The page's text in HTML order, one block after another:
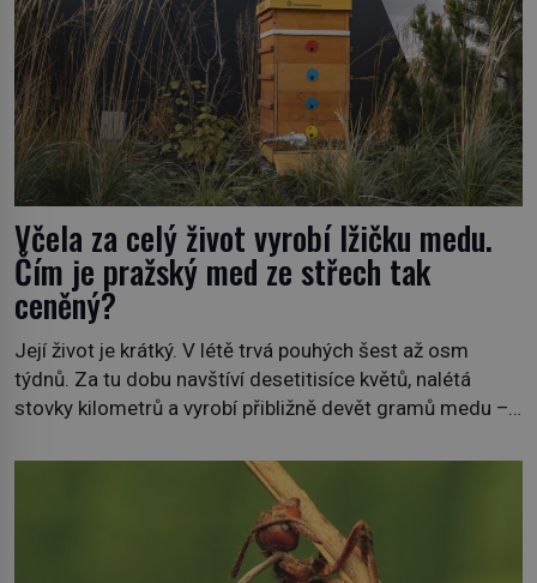
Včela za celý život vyrobí lžičku medu.
Čím je pražský med ze střech tak
ceněný?
Její život je krátký. V létě trvá pouhých šest až osm
týdnů. Za tu dobu navštíví desetitisíce květů, nalétá
stovky kilometrů a vyrobí přibližně devět gramů medu –
bezvýznamná. Teprve když se spojí s dalšími desítkami
tisíc příslušnic svého včelstva, vznikne jeden z
nejdokonalejších organismů […]